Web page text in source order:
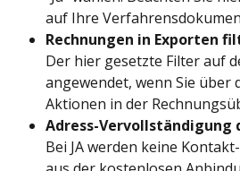
auf Ihre
Rechnungen in Exporten
Der hier gesetzte Filter auf
angewendet, wenn Sie über
Aktionen in der
Adress-Vervollständigung
Bei JA werden keine